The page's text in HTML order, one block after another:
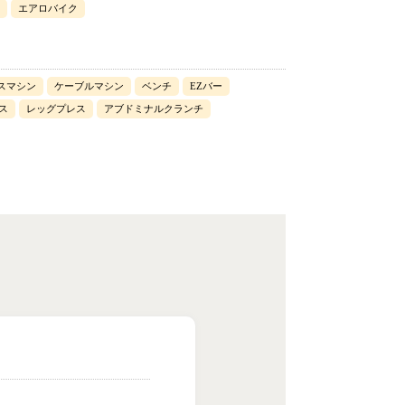
エアロバイク
マシン ケーブルマシン ベンチ EZバー
レッグプレス アブドミナルクランチ